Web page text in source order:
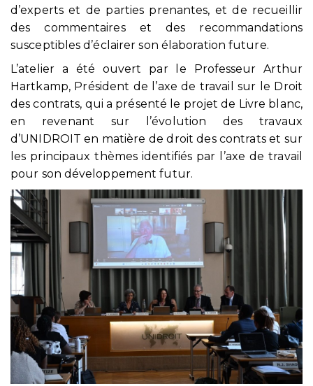
d’experts et de parties prenantes, et de recueillir
des commentaires et des recommandations
susceptibles d’éclairer son élaboration future.
L’atelier a été ouvert par le Professeur Arthur
Hartkamp, Président de l’axe de travail sur le Droit
des contrats, qui a présenté le projet de Livre blanc,
en revenant sur l’évolution des travaux
d’UNIDROIT en matière de droit des contrats et sur
les principaux thèmes identifiés par l’axe de travail
pour son développement futur.